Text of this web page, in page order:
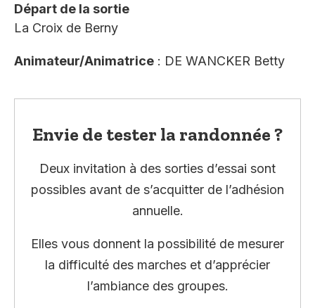
Départ de la sortie
La Croix de Berny
Animateur/Animatrice : DE WANCKER Betty
Envie de tester la randonnée ?
Deux invitation à des sorties d’essai sont
possibles avant de s’acquitter de l’adhésion
annuelle.
Elles vous donnent la possibilité de mesurer
la difficulté des marches et d’apprécier
l’ambiance des groupes.